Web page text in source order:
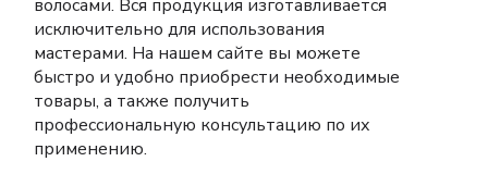
волосами. Вся продукция изготавливается
исключительно для использования
мастерами. На нашем сайте вы можете
быстро и удобно приобрести необходимые
товары, а также получить
профессиональную консультацию по их
применению.